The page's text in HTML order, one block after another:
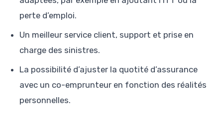
perte d’emploi.
Un meilleur service client, support et prise en
charge des sinistres.
La possibilité d’ajuster la quotité d’assurance
avec un co-emprunteur en fonction des réalités
personnelles.